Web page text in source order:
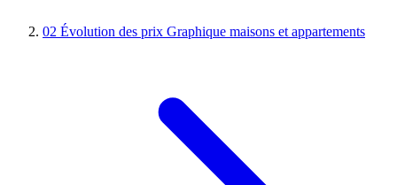
02 Évolution des prix Graphique maisons et appartements